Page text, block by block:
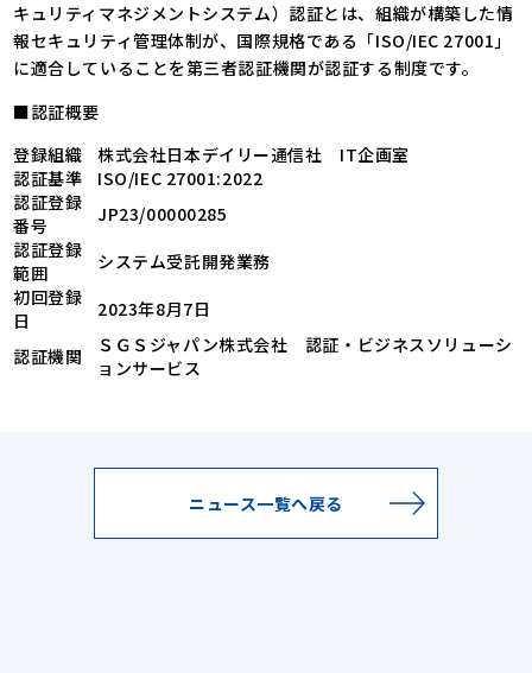
キュリティマネジメントシステム）認証とは、組織が構築した情
報セキュリティ管理体制が、国際規格である「ISO/IEC 27001」
に適合していることを第三者認証機関が認証する制度です。
■認証概要
登録組織
株式会社日本デイリー通信社 IT企画室
認証基準
ISO/IEC 27001:2022
認証登録
番号
JP23/00000285
認証登録
範囲
システム受託開発業務
初回登録
日
2023年8月7日
認証機関
ＳＧＳジャパン株式会社 認証・ビジネスソリューシ
ョンサービス
ニュース一覧へ戻る